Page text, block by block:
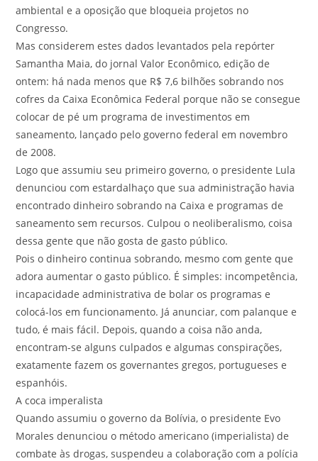
ambiental e a oposição que bloqueia projetos no
Congresso.
Mas considerem estes dados levantados pela repórter
Samantha Maia, do jornal Valor Econômico, edição de
ontem: há nada menos que R$ 7,6 bilhões sobrando nos
cofres da Caixa Econômica Federal porque não se consegue
colocar de pé um programa de investimentos em
saneamento, lançado pelo governo federal em novembro
de 2008.
Logo que assumiu seu primeiro governo, o presidente Lula
denunciou com estardalhaço que sua administração havia
encontrado dinheiro sobrando na Caixa e programas de
saneamento sem recursos. Culpou o neoliberalismo, coisa
dessa gente que não gosta de gasto público.
Pois o dinheiro continua sobrando, mesmo com gente que
adora aumentar o gasto público. É simples: incompetência,
incapacidade administrativa de bolar os programas e
colocá-los em funcionamento. Já anunciar, com palanque e
tudo, é mais fácil. Depois, quando a coisa não anda,
encontram-se alguns culpados e algumas conspirações,
exatamente fazem os governantes gregos, portugueses e
espanhóis.
A coca imperalista
Quando assumiu o governo da Bolívia, o presidente Evo
Morales denunciou o método americano (imperialista) de
combate às drogas, suspendeu a colaboração com a polícia